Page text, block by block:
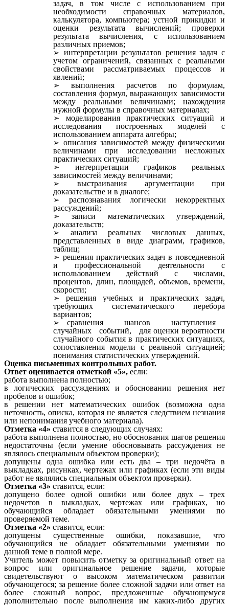
задач, в том числе с использованием при
необходимости справочных материалов,
калькулятора, компьютера; устной прикидки и
оценки результата вычислений; проверки
результата вычисления, с использованием
различных приемов;
интерпретации результатов решения задач с
учетом ограничений, связанных с реальными
свойствами рассматриваемых процессов и
явлений;
выполнения расчетов по формулам,
составления формул, выражающих зависимости
между реальными величинами; нахождения
нужной формулы в справочных материалах;
моделирования практических ситуаций и
исследования построенных моделей с
использованием аппарата алгебры;
описания зависимостей между физическими
величинами при исследовании несложных
практических ситуаций;
интерпретации графиков реальных
зависимостей между величинами;
выстраивания аргументации при
доказательстве и в диалоге;
распознавания логически некорректных
рассуждений;
записи математических утверждений,
доказательств;
анализа реальных числовых данных,
представленных в виде диаграмм, графиков,
таблиц;
решения практических задач в повседневной
и профессиональной деятельности с
использованием действий с числами,
процентов, длин, площадей, объемов, времени,
скорости;
решения учебных и практических задач,
требующих систематического перебора
вариантов;
сравнения шансов наступления
случайных событий, для оценки вероятности
случайного события в практических ситуациях,
сопоставления модели с реальной ситуацией;
понимания статистических утверждений.
Оценка письменных контрольных работ.
Ответ оценивается отметкой «5», если:
работа выполнена полностью;
в логических рассуждениях и обосновании решения нет
пробелов и ошибок;
в решении нет математических ошибок (возможна одна
неточность, описка, которая не является следствием незнания
или непонимания учебного материала).
Отметка «4» ставится в следующих случаях:
работа выполнена полностью, но обоснования шагов решения
недостаточны (если умение обосновывать рассуждения не
являлось специальным объектом проверки);
допущены одна ошибка или есть два – три недочёта в
выкладках, рисунках, чертежах или графиках (если эти виды
работ не являлись специальным объектом проверки).
Отметка «3» ставится, если:
допущено более одной ошибки или более двух – трех
недочетов в выкладках, чертежах или графиках, но
обучающийся обладает обязательными умениями по
проверяемой теме.
Отметка «2» ставится, если:
допущены существенные ошибки, показавшие, что
обучающийся не обладает обязательными умениями по
данной теме в полной мере.
Учитель может повысить отметку за оригинальный ответ на
вопрос или оригинальное решение задачи, которые
свидетельствуют о высоком математическом развитии
обучающегося; за решение более сложной задачи или ответ на
более сложный вопрос, предложенные обучающемуся
дополнительно после выполнения им каких-либо других